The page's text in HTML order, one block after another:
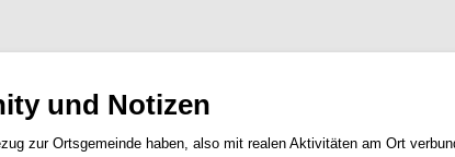
und Notizen
zur Ortsgemeinde haben, also mit realen Aktivitäten am Ort